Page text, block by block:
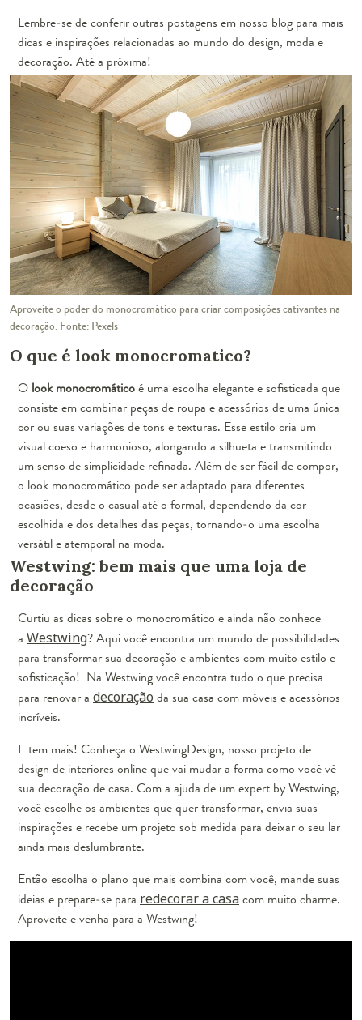
Lembre-se de conferir outras postagens em nosso blog para mais
dicas e inspirações relacionadas ao mundo do design, moda e
decoração. Até a próxima!
Aproveite o poder do monocromático para criar composições cativantes na
decoração. Fonte: Pexels
O que é look monocromatico?
O look monocromáticoé uma escolha elegante e sofisticada que
consiste em combinar peças de roupa e acessórios de uma única
cor ou suas variações de tons e texturas. Esse estilo cria um
visual coeso e harmonioso, alongando a silhueta e transmitindo
um senso de simplicidade refinada. Além de ser fácil de compor,
o look monocromático pode ser adaptado para diferentes
ocasiões, desde o casual até o formal, dependendo da cor
escolhida e dos detalhes das peças, tornando-o uma escolha
versátil e atemporal na moda.
Westwing: bem mais que uma loja de
decoração
Curtiu as dicas sobre o monocromático e ainda não conhece
a Westwing? Aqui você encontra um mundo de possibilidades
para transformar sua decoração e ambientes com muito estilo e
sofisticação! Na Westwing você encontra tudo o que precisa
para renovar a decoração da sua casa com móveis e acessórios
incríveis.
E tem mais! Conheça o WestwingDesign, nosso projeto de
design de interiores online que vai mudar a forma como você vê
sua decoração de casa. Com a ajuda de um expert by Westwing,
você escolhe os ambientes que quer transformar, envia suas
inspirações e recebe um projeto sob medida para deixar o seu lar
ainda mais deslumbrante.
Então escolha o plano que mais combina com você, mande suas
ideias e prepare-se para redecorar a casacom muito charme.
Aproveite e venha para a Westwing!